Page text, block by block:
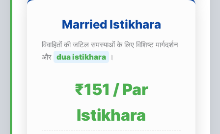
Married Istikhara
विवाहितों की जटिल समस्याओं के लिए विशिष्ट मार्गदर्शन
और dua istikhara ।
₹151 / Par
Istikhara